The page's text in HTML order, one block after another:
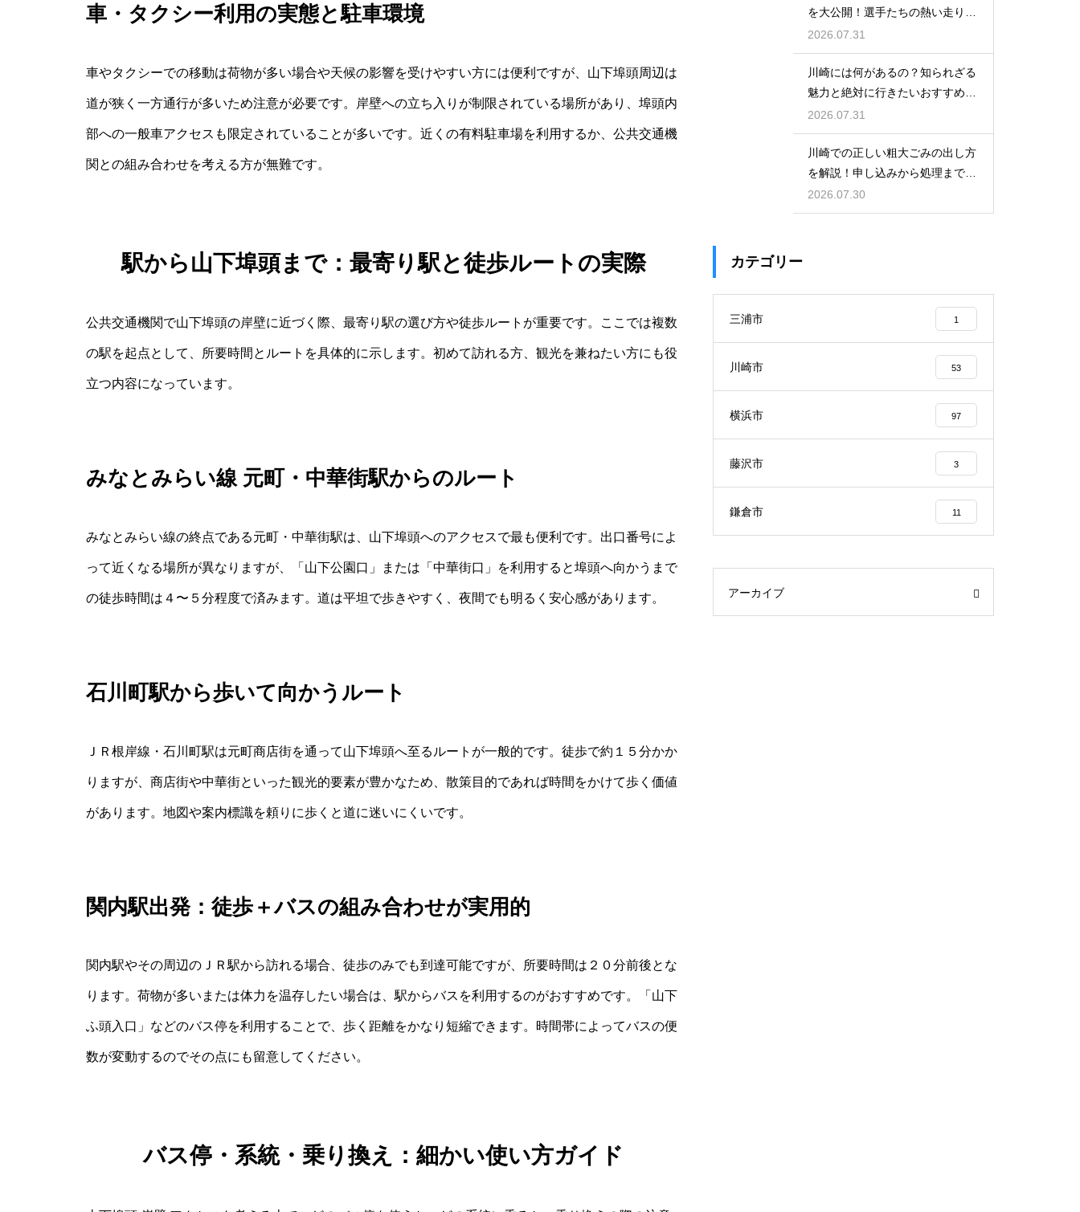
車・タクシー利用の実態と駐車環境
車やタクシーでの移動は荷物が多い場合や天候の影響を受けやすい方には便利ですが、山下埠頭周辺は
道が狭く一方通行が多いため注意が必要です。岸壁への立ち入りが制限されている場所があり、埠頭内
部への一般車アクセスも限定されていることが多いです。近くの有料駐車場を利用するか、公共交通機
関との組み合わせを考える方が無難です。
駅から山下埠頭まで：最寄り駅と徒歩ルートの実際
公共交通機関で山下埠頭の岸壁に近づく際、最寄り駅の選び方や徒歩ルートが重要です。ここでは複数
の駅を起点として、所要時間とルートを具体的に示します。初めて訪れる方、観光を兼ねたい方にも役
立つ内容になっています。
みなとみらい線 元町・中華街駅からのルート
みなとみらい線の終点である元町・中華街駅は、山下埠頭へのアクセスで最も便利です。出口番号によ
って近くなる場所が異なりますが、「山下公園口」または「中華街口」を利用すると埠頭へ向かうまで
の徒歩時間は４〜５分程度で済みます。道は平坦で歩きやすく、夜間でも明るく安心感があります。
石川町駅から歩いて向かうルート
ＪＲ根岸線・石川町駅は元町商店街を通って山下埠頭へ至るルートが一般的です。徒歩で約１５分かか
りますが、商店街や中華街といった観光的要素が豊かなため、散策目的であれば時間をかけて歩く価値
があります。地図や案内標識を頼りに歩くと道に迷いにくいです。
関内駅出発：徒歩＋バスの組み合わせが実用的
関内駅やその周辺のＪＲ駅から訪れる場合、徒歩のみでも到達可能ですが、所要時間は２０分前後とな
ります。荷物が多いまたは体力を温存したい場合は、駅からバスを利用するのがおすすめです。「山下
ふ頭入口」などのバス停を利用することで、歩く距離をかなり短縮できます。時間帯によってバスの便
数が変動するのでその点にも留意してください。
バス停・系統・乗り換え：細かい使い方ガイド
を大公開！選手たちの熱い走りを
沿道で応援
2026.07.31
川崎には何があるの？知られざる
魅力と絶対に行きたいおすすめ観
光スポット
2026.07.31
川崎での正しい粗大ごみの出し方
を解説！申し込みから処理までの
手順を知る
2026.07.30
カテゴリー
三浦市 1
川崎市 53
横浜市 97
藤沢市 3
鎌倉市 11
アーカイブ